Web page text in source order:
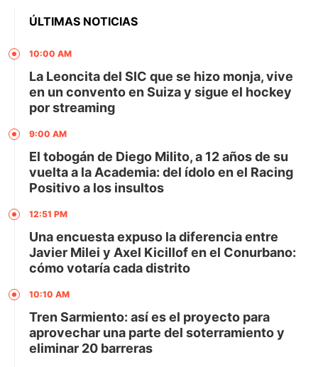
ÚLTIMAS NOTICIAS
10:00 AM
La Leoncita del SIC que se hizo monja, vive
en un convento en Suiza y sigue el hockey
por streaming
9:00 AM
El tobogán de Diego Milito, a 12 años de su
vuelta a la Academia: del ídolo en el Racing
Positivo a los insultos
12:51 PM
Una encuesta expuso la diferencia entre
Javier Milei y Axel Kicillof en el Conurbano:
cómo votaría cada distrito
10:10 AM
Tren Sarmiento: así es el proyecto para
aprovechar una parte del soterramiento y
eliminar 20 barreras